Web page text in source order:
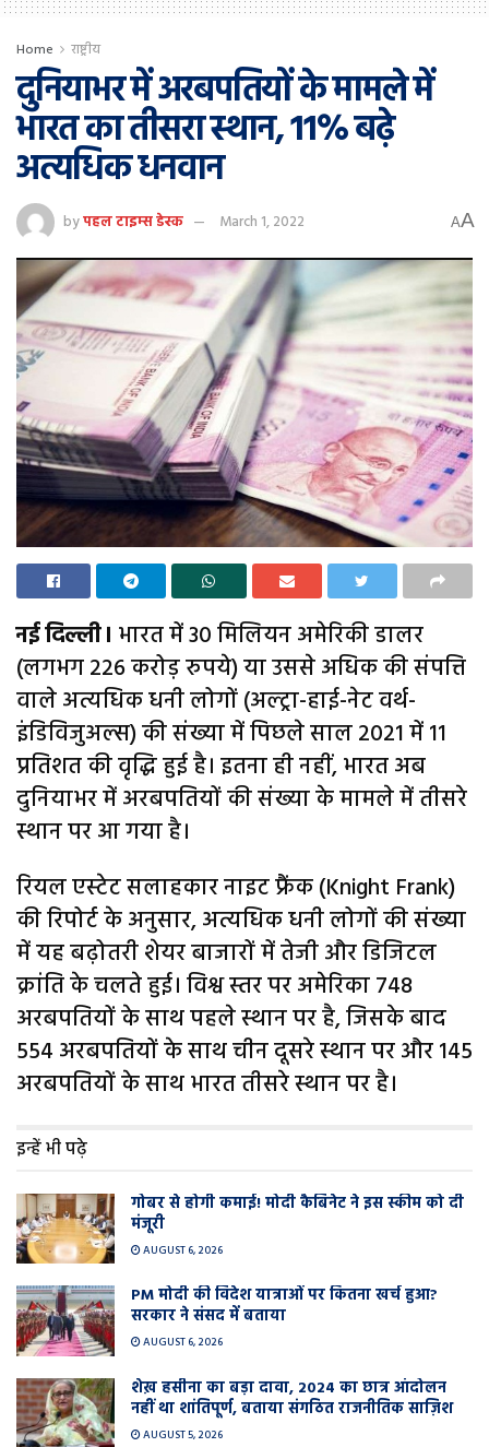
Home राष्ट्रीय
दुनियाभर में अरबपतियों के मामले में
भारत का तीसरा स्थान, 11% बढ़े
अत्यधिक धनवान
byपहल टाइम्स डेस्क March 1, 2022 AA
नई दिल्ली। भारत में 30 मिलियन अमेरिकी डालर
(लगभग 226 करोड़ रुपये) या उससे अधिक की संपत्ति
वाले अत्यधिक धनी लोगों (अल्ट्रा-हाई-नेट वर्थ-
इंडिविजुअल्स) की संख्या में पिछले साल 2021 में 11
प्रतिशत की वृद्धि हुई है। इतना ही नहीं, भारत अब
दुनियाभर में अरबपतियों की संख्या के मामले में तीसरे
स्थान पर आ गया है।
रियल एस्टेट सलाहकार नाइट फ्रैंक (Knight Frank)
की रिपोर्ट के अनुसार, अत्यधिक धनी लोगों की संख्या
में यह बढ़ोतरी शेयर बाजारों में तेजी और डिजिटल
क्रांति के चलते हुई। विश्व स्तर पर अमेरिका 748
अरबपतियों के साथ पहले स्थान पर है, जिसके बाद
554 अरबपतियों के साथ चीन दूसरे स्थान पर और 145
अरबपतियों के साथ भारत तीसरे स्थान पर है।
इन्हें भी पढ़े
गोबर से होगी कमाई! मोदी कैबिनेट ने इस स्कीम को दी
मंजूरी
AUGUST 6, 2026
PM मोदी की विदेश यात्राओं पर कितना खर्च हुआ?
सरकार ने संसद में बताया
AUGUST 6, 2026
शेख़ हसीना का बड़ा दावा, 2024 का छात्र आंदोलन
नहीं था शांतिपूर्ण, बताया संगठित राजनीतिक साज़िश
AUGUST 5, 2026